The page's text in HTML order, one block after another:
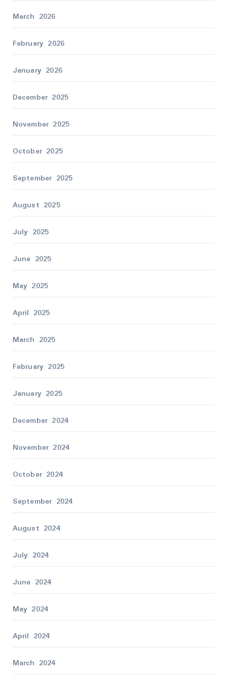
March 2026
February 2026
January 2026
December 2025
November 2025
October 2025
September 2025
August 2025
July 2025
June 2025
May 2025
April 2025
March 2025
February 2025
January 2025
December 2024
November 2024
October 2024
September 2024
August 2024
July 2024
June 2024
May 2024
April 2024
March 2024